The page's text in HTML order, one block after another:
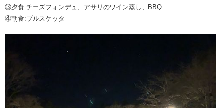
③夕食:チーズフォンデュ、アサリのワイン蒸し、BBQ
④朝食:ブルスケッタ